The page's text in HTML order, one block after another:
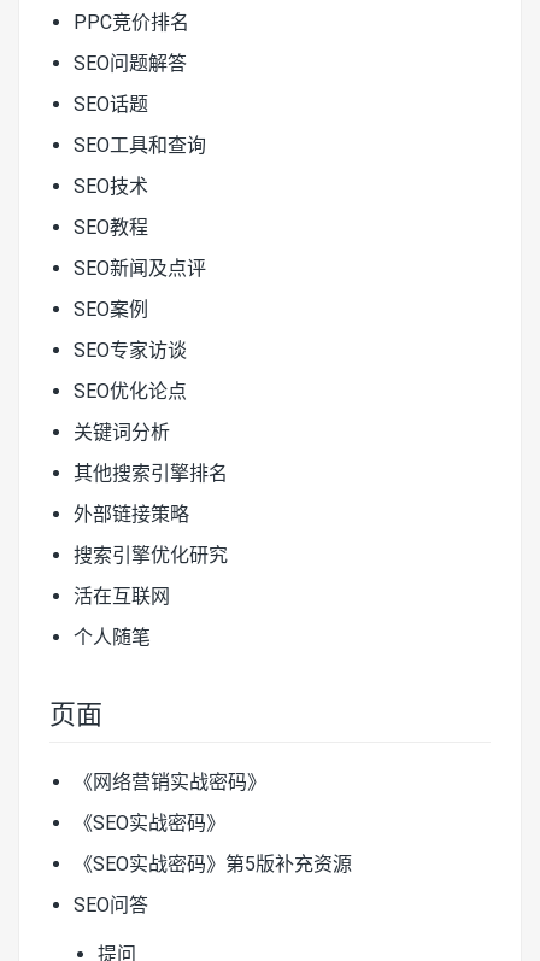
PPC竞价排名
SEO问题解答
SEO话题
SEO工具和查询
SEO技术
SEO教程
SEO新闻及点评
SEO案例
SEO专家访谈
SEO优化论点
关键词分析
其他搜索引擎排名
外部链接策略
搜索引擎优化研究
活在互联网
个人随笔
页面
《网络营销实战密码》
《SEO实战密码》
《SEO实战密码》第5版补充资源
SEO问答
提问